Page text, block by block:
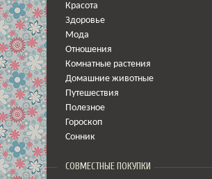
Красота
Здоровье
Мода
Отношения
Комнатные растения
Домашние животные
Путешествия
Полезное
Гороскоп
Сонник
СОВМЕСТНЫЕ ПОКУПКИ